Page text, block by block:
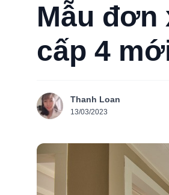
Mẫu đơn
cấp 4
Thanh Loan
13/03/2023